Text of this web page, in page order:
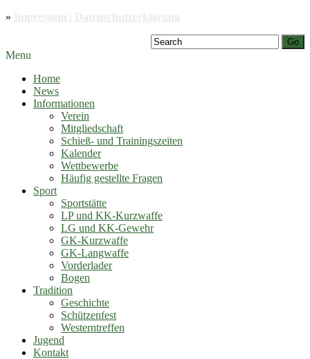
»
Go
Menu
Home
News
Informationen
Verein
Mitgliedschaft
Schieß- und Trainingszeiten
Kalender
Wettbewerbe
Häufig gestellte Fragen
Sport
Sportstätte
LP und KK-Kurzwaffe
LG und KK-Gewehr
GK-Kurzwaffe
GK-Langwaffe
Vorderlader
Bogen
Tradition
Geschichte
Schützenfest
Westerntreffen
Jugend
Kontakt